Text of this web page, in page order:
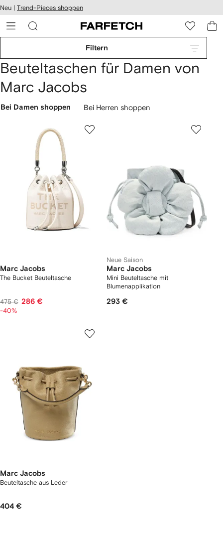
zum
Neu | Trend-Pieces shoppen
Filtern
Beuteltaschen für Damen von
Marc Jacobs
Bei Damen shoppen Bei Herren shoppen
Marc Jacobs
The Bucket Beuteltasche
475 € 286 €
-40%
Neue Saison
Marc Jacobs
Mini Beuteltasche mit
Blumenapplikation
293 €
Marc Jacobs
Beuteltasche aus Leder
404 €